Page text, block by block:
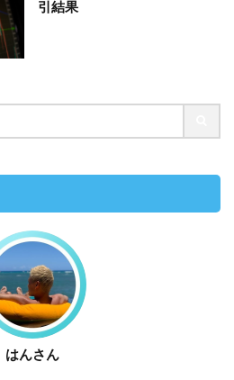
引結果
はんさん